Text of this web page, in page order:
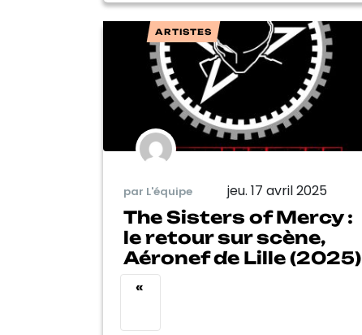
ARTISTES
par L'équipe jeu. 17 avril 2025
The Sisters of Mercy :
le retour sur scène,
Aéronef de Lille (2025)
«